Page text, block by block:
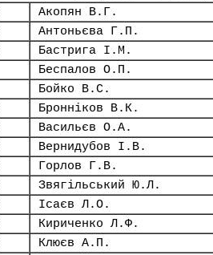
Акопян В.Г.
Антоньєва Г.П.
Бастрига І.М.
Беспалов О.П.
Бойко В.С.
Бронніков В.К.
Васильєв О.А.
Вернидубов І.В.
Горлов Г.В.
Звягільський Ю.Л.
Ісаєв Л.О.
Кириченко Л.Ф.
Клюєв А.П.